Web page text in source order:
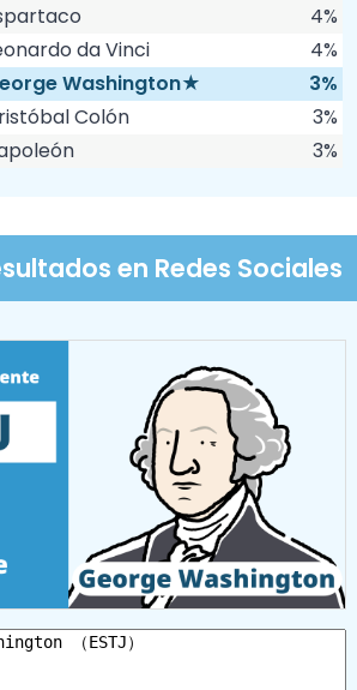
4%
da Vinci
4%
Washington★
3%
Colón
3%
3%
en Redes Sociales